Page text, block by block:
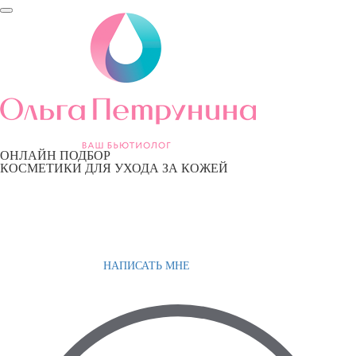
ОНЛАЙН ПОДБОР
КОСМЕТИКИ ДЛЯ УХОДА ЗА КОЖЕЙ
НАПИСАТЬ МНЕ